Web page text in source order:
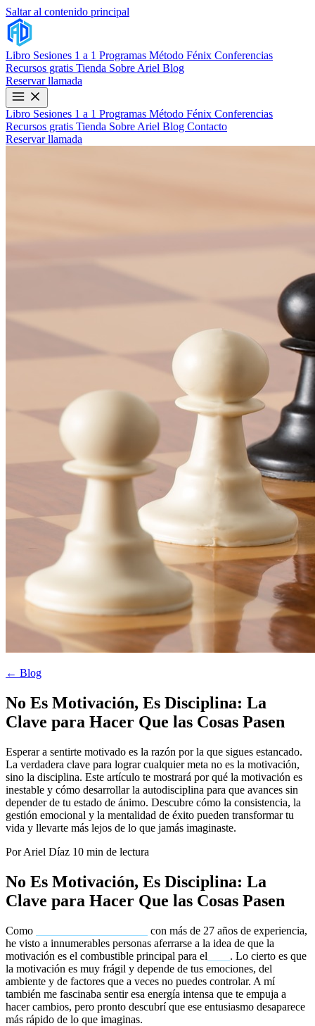
Saltar al contenido principal
Libro Sesiones 1 a 1 Programas Método Fénix Conferencias
Recursos gratis Tienda Sobre Ariel Blog
Reservar llamada
Libro Sesiones 1 a 1 Programas Método Fénix Conferencias
Recursos gratis Tienda Sobre Ariel Blog Contacto
Reservar llamada
← Blog
No Es Motivación, Es Disciplina: La
Clave para Hacer Que las Cosas Pasen
Esperar a sentirte motivado es la razón por la que sigues estancado.
La verdadera clave para lograr cualquier meta no es la motivación,
sino la disciplina. Este artículo te mostrará por qué la motivación es
inestable y cómo desarrollar la autodisciplina para que avances sin
depender de tu estado de ánimo. Descubre cómo la consistencia, la
gestión emocional y la mentalidad de éxito pueden transformar tu
vida y llevarte más lejos de lo que jamás imaginaste.
Por Ariel Díaz 10 min de lectura
No Es Motivación, Es Disciplina: La
Clave para Hacer Que las Cosas Pasen
Como
con más de 27 años de experiencia,
he visto a innumerables personas aferrarse a la idea de que la
motivación es el combustible principal para el
. Lo cierto es que
la motivación es muy frágil y depende de tus emociones, del
ambiente y de factores que a veces no puedes controlar. A mí
también me fascinaba sentir esa energía intensa que te empuja a
hacer cambios, pero pronto descubrí que ese entusiasmo desaparece
más rápido de lo que imaginas.